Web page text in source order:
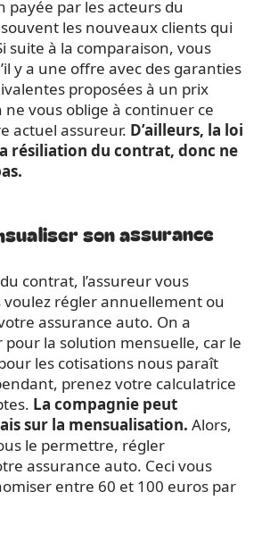
payée par les acteurs du
les nouveaux clients qui
suite à la comparaison, vous
y a une offre avec des garanties
proposées à un prix
vous oblige à continuer ce
actuel assureur. D’ailleurs, la loi
résiliation du contrat, donc ne
son assurance
contrat, l’assureur vous
voulez régler annuellement ou
assurance auto. On a
la solution mensuelle, car le
les cotisations nous paraît
prenez votre calculatrice
La compagnie peut
sur la mensualisation. Alors,
le permettre, régler
assurance auto. Ceci vous
entre 60 et 100 euros par